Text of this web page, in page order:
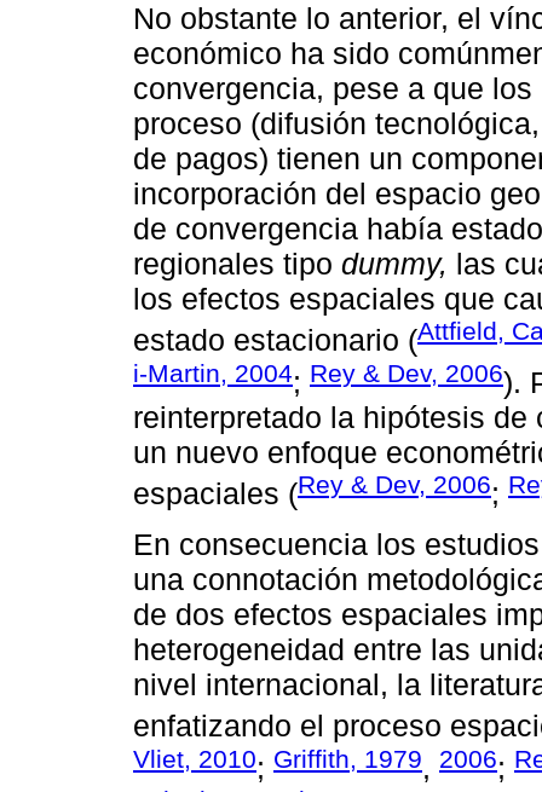
No obstante lo anterior, el
económico ha sido
convergencia, pese a que
proceso (difusión
de pagos) tienen un
incorporación del espacio
de convergencia había
regionales tipo dummy, las
los efectos espaciales que
estado estacionario (Attfield,
i-Martin, 2004; Rey & Dev, 2006).
reinterpretado la hipótesis
un nuevo enfoque
espaciales (Rey & Dev, 2006;
En consecuencia los
una connotación
de dos efectos espaciales
heterogeneidad entre las
nivel internacional, la
enfatizando el proceso
Vliet, 2010; Griffith, 1979, 2006;